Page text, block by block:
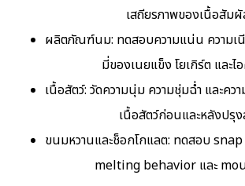
เสถียรภาพของเนื้อสัม
ผลิตภัณฑ์นม: ทดสอบความแน่น ความเ
มี่ของเนยแข็ง โยเกิร์ต และไ
เนื้อสัตว์: วัดความนุ่ม ความชุ่มฉ่ำ และคว
เนื้อสัตว์ก่อนและหลังปรุ
ขนมหวานและช็อกโกแลต: ทดสอบ
melting behavior และ